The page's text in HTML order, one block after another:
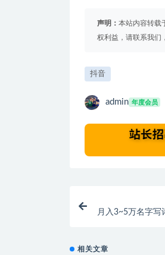
声明： 本站内容转载
权利益，请联系我们
抖音
admin 年度会员
月入3~5万名字写
相关文章